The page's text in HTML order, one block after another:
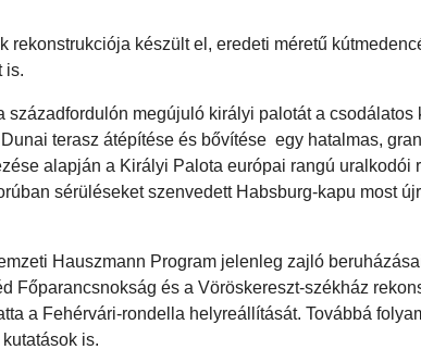
készült el, eredeti méretű
is.
megújuló királyi palotát a csodálatos
terasz átépítése és bővítése egy hatalmas,
alapján a Királyi Palota európai rangú uralkodói
sérüléseket szenvedett Habsburg-kapu most
Hauszmann Program jelenleg zajló
Főparancsnokság és a Vöröskereszt-székház
a Fehérvári-rondella helyreállítását. Továbbá
is.